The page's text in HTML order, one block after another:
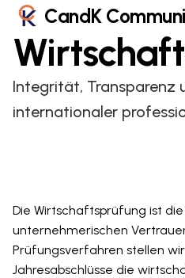
CandK
Integrität, Transparenz
internationaler
Die Wirtschaftsprüfung ist
unternehmerischen
Prüfungsverfahren stellen wir
Jahresabschlüsse die